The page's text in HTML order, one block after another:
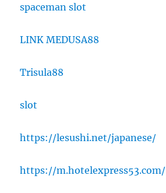
spaceman slot
LINK MEDUSA88
Trisula88
slot
https://lesushi.net/japanese/
https://m.hotelexpress53.com/